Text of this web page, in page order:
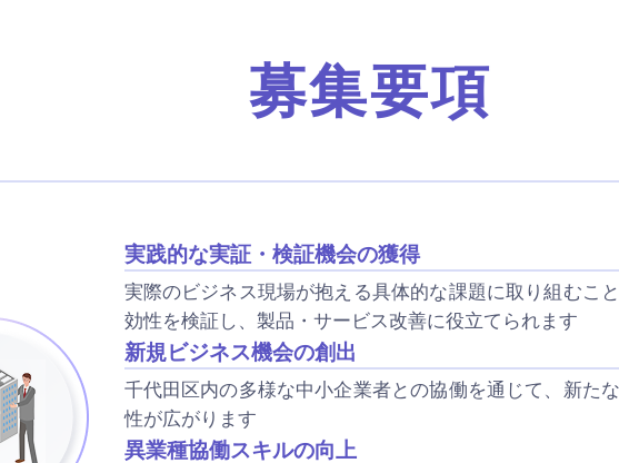
募集要項
実践的な実証・検証機会の獲得
実際のビジネス現場が抱える具体的な課題に取り組むこ
効性を検証し、製品・サービス改善に役立てられます
新規ビジネス機会の創出
千代田区内の多様な中小企業者との協働を通じて、新た
性が広がります
異業種協働スキルの向上